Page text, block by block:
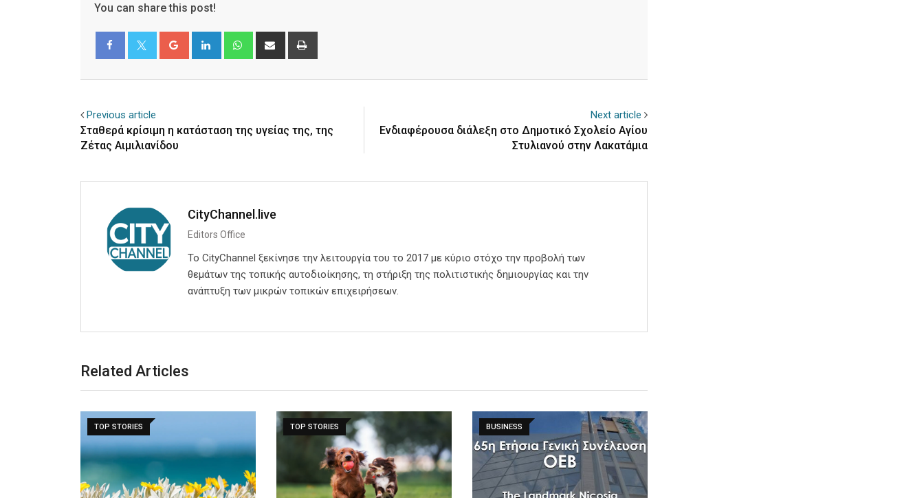
You can share this post!
Google+ LinkedIn WhatsappShare
Previous article
Σταθερά κρίσιμη η κατάσταση της υγείας της, της
Ζέτας Αιμιλιανίδου
Next article
Ενδιαφέρουσα διάλεξη στο Δημοτικό Σχολείο Αγίου
Στυλιανού στην Λακατάμια
CityChannel.live
Editors Office
Το CityChannel ξεκίνησε την λειτουργία του το 2017 με κύριο στόχο την προβολή των
θεμάτων της τοπικής αυτοδιοίκησης, τη στήριξη της πολιτιστικής δημιουργίας και την
ανάπτυξη των μικρών τοπικών επιχειρήσεων.
Related Articles
TOP STORIES TOP STORIES BUSINESS